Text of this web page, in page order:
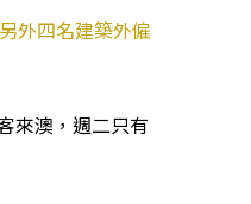
外四名建築外僱
來澳，週二只有